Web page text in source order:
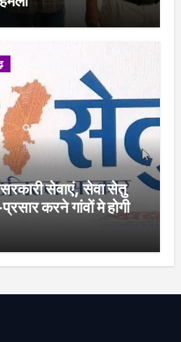
सेवाएं, सेवा सेतु
करने गांवों मे होगी